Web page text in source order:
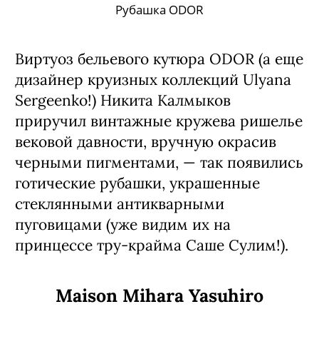
Рубашка ODOR
Виртуоз бельевого кутюра ODOR (а еще
дизайнер круизных коллекций Ulyana
Sergeenko!) Никита Калмыков
приручил винтажные кружева ришелье
вековой давности, вручную окрасив
черными пигментами, — так появились
готические рубашки, украшенные
стеклянными антикварными
пуговицами (уже видим их на
принцессе тру-крайма Саше Сулим!).
Maison Mihara Yasuhiro